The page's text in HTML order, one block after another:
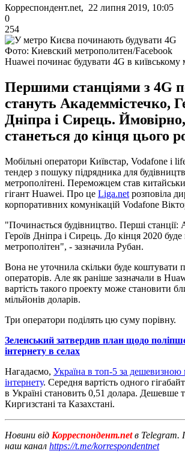
Корреспондент.net, 22 липня 2019, 10:05
0
254
Фото: Киевский метрополитен/Facebook
Huawei починає будувати 4G в київському
Першими станціями з 4G
стануть Академмістечко,
Дніпра і Сирець.
станеться до кінця цього
Мобільні оператори Київстар, Vodafone і
тендер з пошуку підрядника для
метрополітені. Переможцем став
гігант Huawei. Про це Liga.net розповіла
корпоративних комунікацій Vodafone
"Починається будівництво. Перші станції:
Героїв Дніпра і Сирець. До кінця 2020
метрополітен", - зазначила Рубан.
Вона не уточнила скільки буде коштувати
операторів. Але як раніше зазначали в
вартість такого проекту може становити
мільйонів доларів.
Три оператори поділять цю суму порівну.
Зеленський затвердив план щодо
інтернету в селах
Нагадаємо, Україна в топ-5 за дешевизною
інтернету. Середня вартість одного
в Україні становить 0,51 долара. Дешевше
Киргизстані та Казахстані.
Новини від Корреспондент.netв Telegram.
наш канал https://t.me/korrespondentnet